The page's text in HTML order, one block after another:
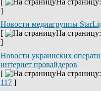
[
На страницу:
]
Новости медиагруппы
[
На страницу:
]
Новости украинских
интернет провайдеров
[
На страницу:
117 ]